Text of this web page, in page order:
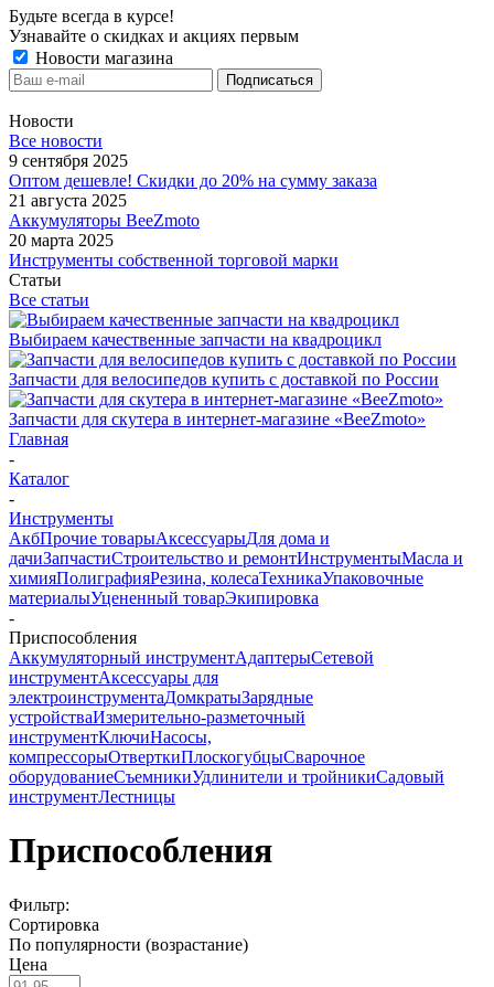
Будьте всегда в курсе!
Узнавайте о скидках и акциях первым
Новости магазина
Новости
Все новости
9 сентября 2025
Оптом дешевле! Скидки до 20% на сумму заказа
21 августа 2025
Аккумуляторы BeeZmoto
20 марта 2025
Инструменты собственной торговой марки
Статьи
Все статьи
Выбираем качественные запчасти на квадроцикл
Запчасти для велосипедов купить с доставкой по России
Запчасти для скутера в интернет-магазине «BeeZmoto»
Главная
-
Каталог
-
Инструменты
АкбПрочие товарыАксессуарыДля дома и
дачиЗапчастиСтроительство и ремонтИнструментыМасла и
химияПолиграфияРезина, колесаТехникаУпаковочные
материалыУцененный товарЭкипировка
-
Приспособления
Аккумуляторный инструментАдаптерыСетевой
инструментАксессуары для
электроинструментаДомкратыЗарядные
устройстваИзмерительно-разметочный
инструментКлючиНасосы,
компрессорыОтверткиПлоскогубцыСварочное
оборудованиеСъемникиУдлинители и тройникиСадовый
инструментЛестницы
Приспособления
Фильтр:
Сортировка
По популярности (возрастание)
Цена